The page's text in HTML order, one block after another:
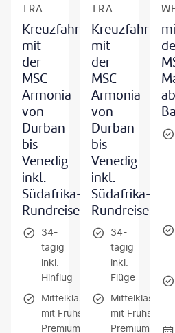
TRANSAFRIKA
Kreuzfahrt
mit
der
MSC
Armonia
von
Durban
bis
Venedig
inkl.
Südafrika-
Rundreise
34-
tägig
inkl.
Hinflug
Mittelklassehotels
mit Frühstück /
Premium-Schiff
TRANSAFRIKA
Kreuzfahrt
mit
der
MSC
Armonia
von
Durban
bis
Venedig
inkl.
Südafrika-
Rundreise
34-
tägig
inkl.
Flüge
mit Frühstück /
Premium-Schiff